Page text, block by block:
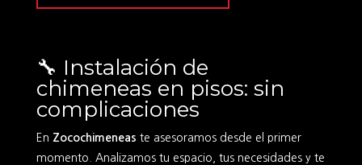
🔧 Instalación de
chimeneas en pisos: sin
complicaciones
En Zocochimeneas te asesoramos desde el primer
momento. Analizamos tu espacio, tus necesidades y te